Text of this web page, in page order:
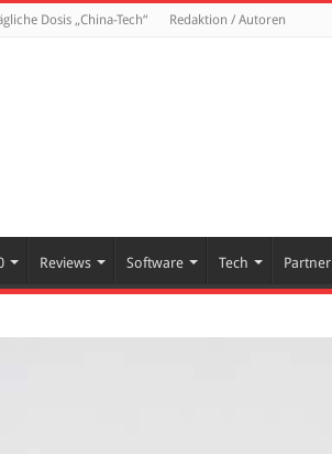
Dosis „China-Tech“ Redaktion / Autoren
Reviews Software Tech Partner